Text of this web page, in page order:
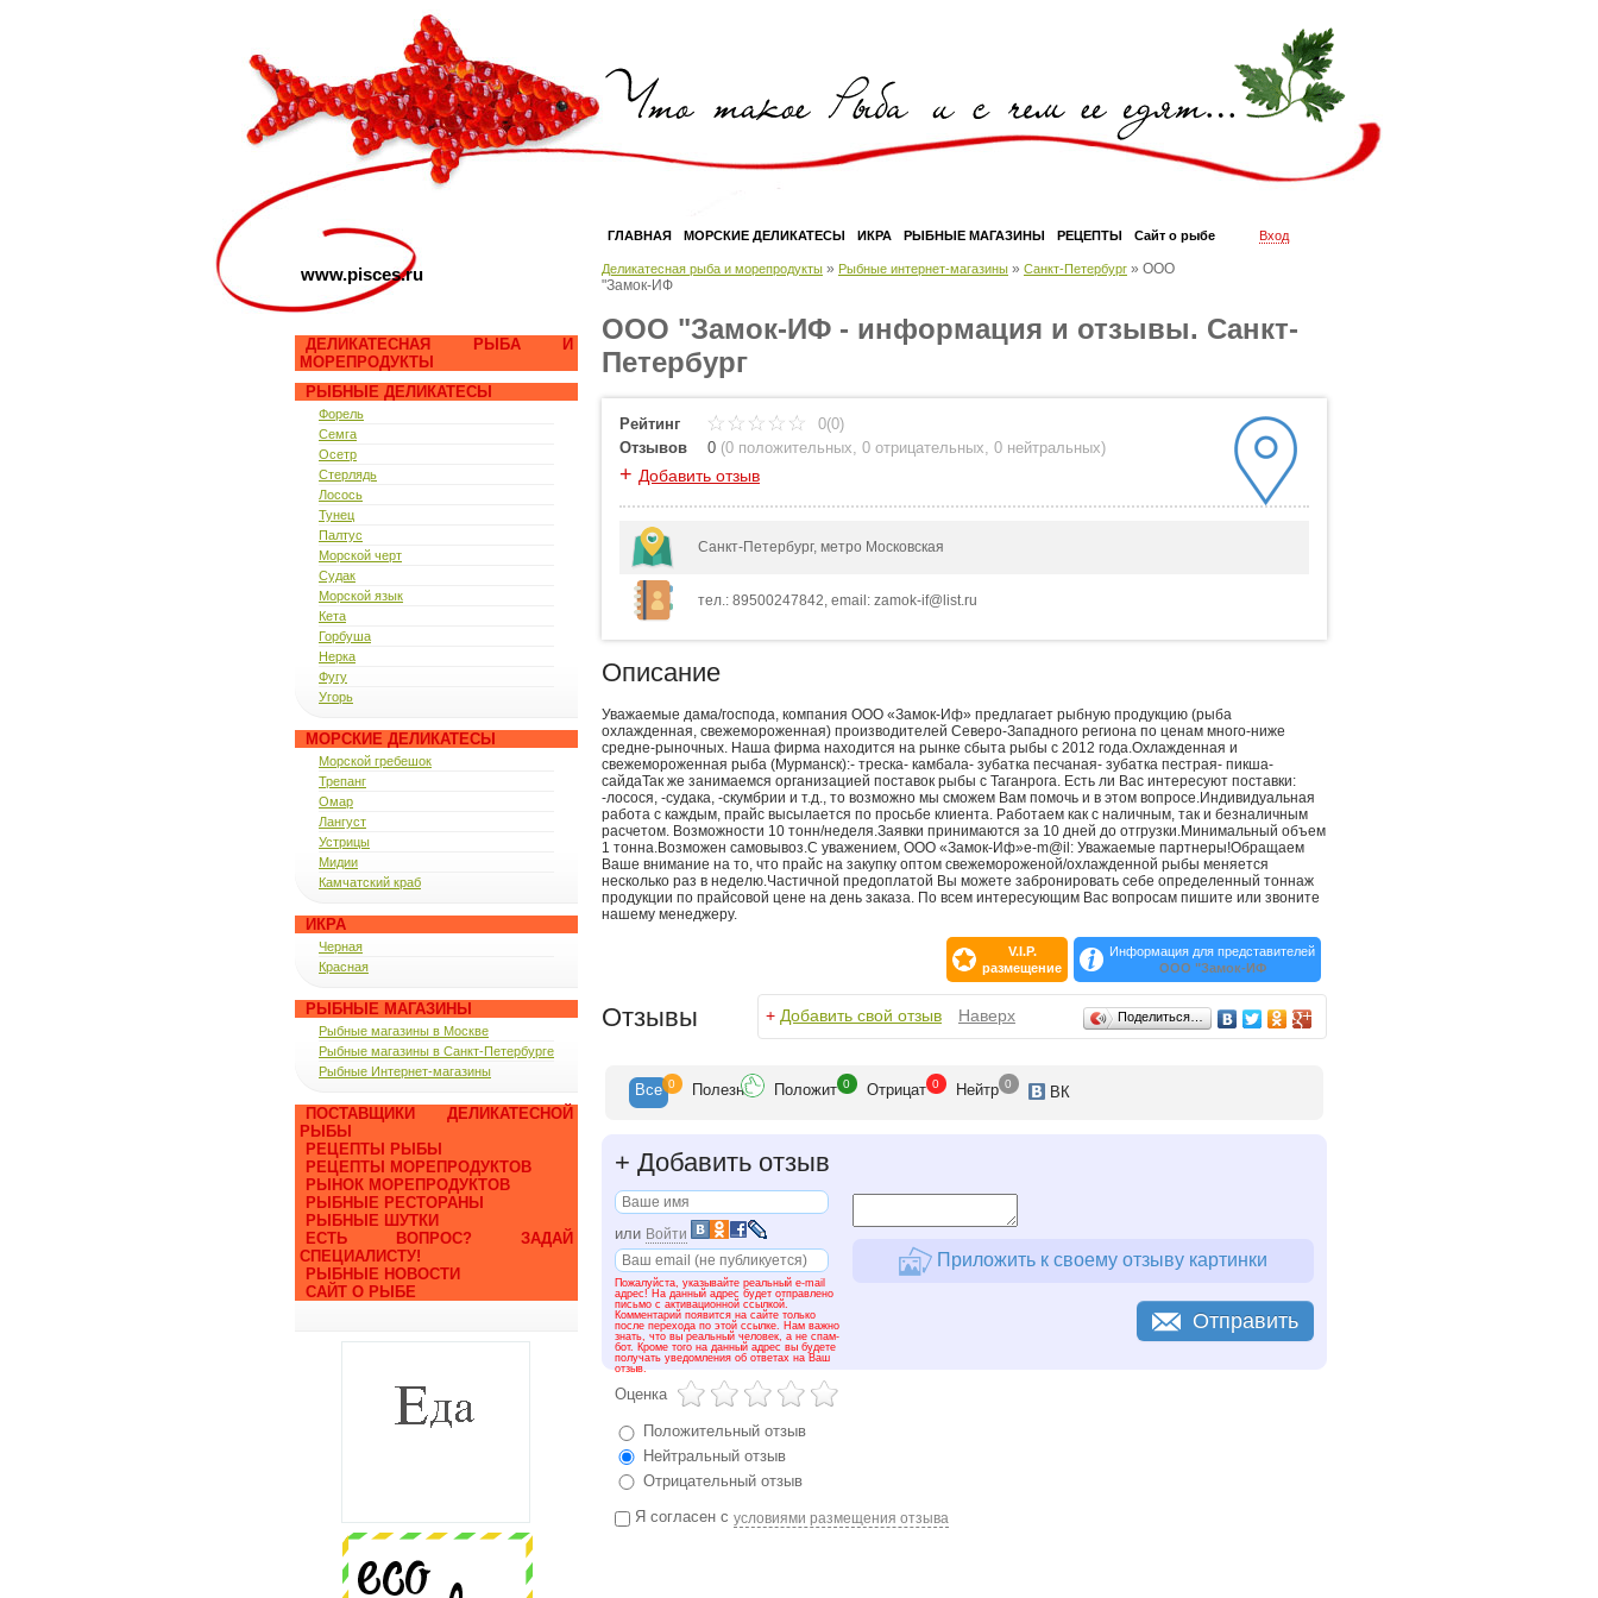
www.pisces.ru
ДЕЛИКАТЕСНАЯ РЫБА И
МОРЕПРОДУКТЫ
РЫБНЫЕ ДЕЛИКАТЕСЫ
Форель
Семга
Осетр
Стерлядь
Лосось
Тунец
Палтус
Морской черт
Судак
Морской язык
Кета
Горбуша
Нерка
Фугу
Угорь
МОРСКИЕ ДЕЛИКАТЕСЫ
Морской гребешок
Трепанг
Омар
Лангуст
Устрицы
Мидии
Камчатский краб
ИКРА
Черная
Красная
РЫБНЫЕ МАГАЗИНЫ
Рыбные магазины в Москве
Рыбные магазины в Санкт-Петербурге
Рыбные Интернет-магазины
ПОСТАВЩИКИ ДЕЛИКАТЕСНОЙ
РЫБЫ
РЕЦЕПТЫ РЫБЫ
РЕЦЕПТЫ МОРЕПРОДУКТОВ
РЫНОК МОРЕПРОДУКТОВ
РЫБНЫЕ РЕСТОРАНЫ
РЫБНЫЕ ШУТКИ
ЕСТЬ ВОПРОС? ЗАДАЙ
СПЕЦИАЛИСТУ!
РЫБНЫЕ НОВОСТИ
САЙТ О РЫБЕ
ГЛАВНАЯ МОРСКИЕ ДЕЛИКАТЕСЫ ИКРА РЫБНЫЕ МАГАЗИНЫ РЕЦЕПТЫ Сайт о рыбе
Деликатесная рыба и морепродукты » Рыбные интернет-магазины » Санкт-Петербург » ООО
"Замок-ИФ
Вход
ООО "Замок-ИФ - информация и отзывы. Санкт-
Петербург
Рейтинг
0(0)
Отзывов
0 (0 положительных, 0 отрицательных, 0 нейтральных)
+ Добавить отзыв
Санкт-Петербург, метро Московская
тел.: 89500247842, email: zamok-if@list.ru
Описание
Уважаемые дама/господа, компания ООО «Замок-Иф» предлагает рыбную продукцию (рыба
охлажденная, свежемороженная) производителей Северо-Западного региона по ценам много-ниже
средне-рыночных. Наша фирма находится на рынке сбыта рыбы с 2012 года.Охлажденная и
свежемороженная рыба (Мурманск):- треска- камбала- зубатка песчаная- зубатка пестрая- пикша-
сайдаТак же занимаемся организацией поставок рыбы с Таганрога. Есть ли Вас интересуют поставки:
-лосося, -судака, -скумбрии и т.д., то возможно мы сможем Вам помочь и в этом вопросе.Индивидуальная
работа с каждым, прайс высылается по просьбе клиента. Работаем как с наличным, так и безналичным
расчетом. Возможности 10 тонн/неделя.Заявки принимаются за 10 дней до отгрузки.Минимальный объем
1 тонна.Возможен самовывоз.С уважением, ООО «Замок-Иф»e-m@il: Уважаемые партнеры!Обращаем
Ваше внимание на то, что прайс на закупку оптом свежемороженой/охлажденной рыбы меняется
несколько раз в неделю.Частичной предоплатой Вы можете забронировать себе определенный тоннаж
продукции по прайсовой цене на день заказа. По всем интересующим Вас вопросам пишите или звоните
нашему менеджеру.
V.I.P.
размещение
Информация для представителей
ООО "Замок-ИФ
Отзывы + Добавить свой отзыв Наверх Поделиться…
Все 0 Полезн Положит 0 Отрицат 0 Нейтр 0 ВК
+ Добавить отзыв
или Войти
Пожалуйста, указывайте реальный e-mail
адрес! На данный адрес будет отправлено
письмо с активационной ссылкой.
Комментарий появится на сайте только
после перехода по этой ссылке. Нам важно
знать, что вы реальный человек, а не спам-
бот. Кроме того на данный адрес вы будете
получать уведомления об ответах на Ваш
отзыв.
Оценка
Положительный отзыв
Нейтральный отзыв
Отрицательный отзыв
Приложить к своему отзыву картинки
Я согласен с условиями размещения отзыва
Отправить